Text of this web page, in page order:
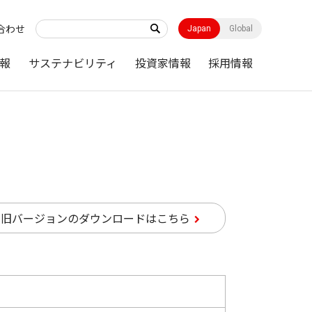
わせ Japan Global
サステナビリティ 投資家情報 採用情報
旧バージョンのダウンロードはこちら